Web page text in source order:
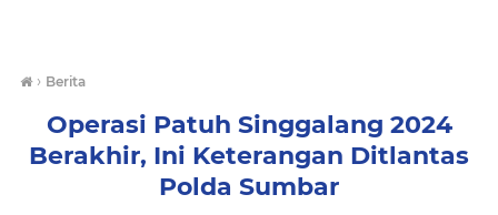
› Berita
Operasi Patuh Singgalang 2024
Berakhir, Ini Keterangan Ditlantas
Polda Sumbar